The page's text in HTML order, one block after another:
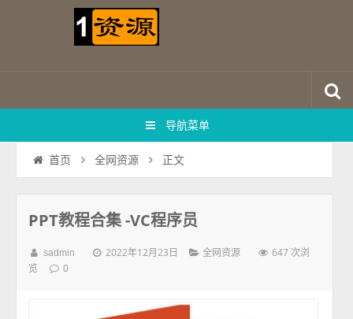
导航菜单
首页 全网资源 正文
PPT教程合集 -VC程序员
sadmin 2022年12月23日 全网资源
647 次浏
览
0